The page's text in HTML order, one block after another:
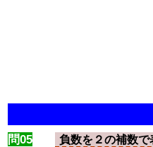
問05 負数を２の補数で